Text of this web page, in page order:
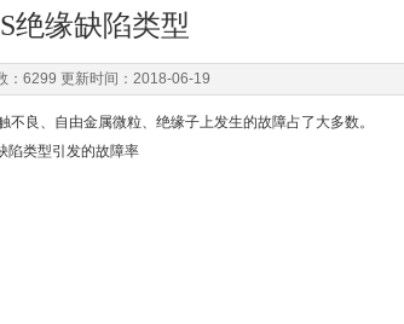
绝缘缺陷类型
：6299 更新时间：2018-06-19
良、自由金属微粒、绝缘子上发生的故障占了大多数。